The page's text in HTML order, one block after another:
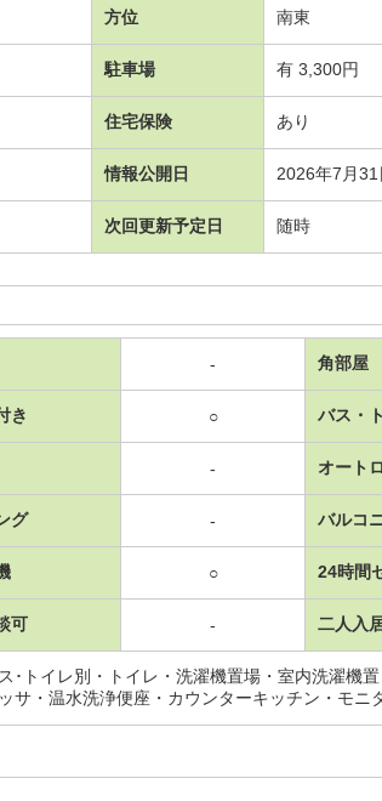
方位 南東
駐車場 有 3,300円
住宅保険 あり
情報公開日 2026年7月31
次回更新予定日 随時
- 角部屋
き ○ バス・
- オート
グ - バルコ
○ 24時間
可 - 二人入
･トイレ別・トイレ・洗濯機置場・室内洗濯機
サ・温水洗浄便座・カウンターキッチン・モニ